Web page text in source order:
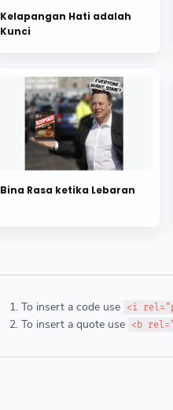
Kelapangan Hati adalah
Kunci
Bina Rasa ketika Lebaran
To insert a code use <i
To insert a quote use <b